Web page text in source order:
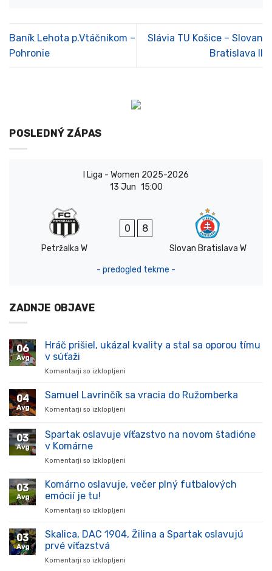
Baník Lehota p.Vtáčnikom –
Pohronie
Slávia TU Košice – Slovan
Bratislava II
POSLEDNÝ ZÁPAS
I Liga - Women 2025-2026
13 Jun 15:00
Petržalka W
0 8
Slovan Bratislava W
- predogled tekme -
ZADNJE OBJAVE
06
Avg
Hráč prišiel, ukázal kvality a stal sa oporou tímu
v súťaži
Komentarji so izklopljeni
prišiel,
stal
súťaži
04
Avg
Samuel Lavrinčík sa vracia do Ružomberka
Komentarji so izklopljeni
Lavrinčík
03
Avg
Spartak oslavuje víťazstvo na novom štadióne
v Komárne
Komentarji so izklopljeni
oslavuje
v
03
Avg
Komárno oslavuje, večer plný futbalových
emócií je tu!
Komentarji so izklopljeni
oslavuje,
03
Avg
Skalica, DAC 1904, Žilina a Spartak oslavujú
prvé víťazstvá
Komentarji so izklopljeni